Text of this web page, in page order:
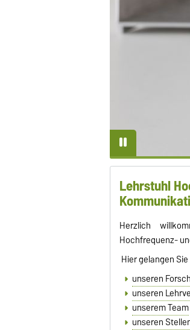
Lehrstuhl
Herzlich
Hochfrequenz-
Hier gelangen
unseren
unseren
unserem Team
unseren